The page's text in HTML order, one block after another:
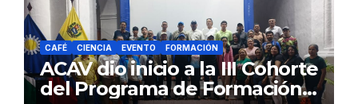
CAFÉ CIENCIA EVENTO FORMACIÓN
ACAV dio inicio a la III Cohorte
del Programa de Formación